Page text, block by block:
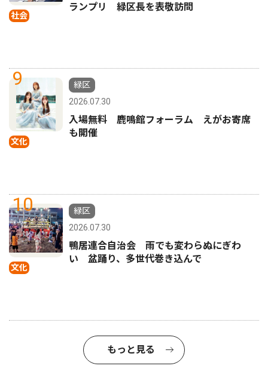
社会
ランプリ 緑区長を表敬訪問
9
文化
緑区
2026.07.30
入場無料 鹿鳴館フォーラム えがお寄席
も開催
10
文化
緑区
2026.07.30
鴨居連合自治会 雨でも変わらぬにぎわ
い 盆踊り、多世代巻き込んで
もっと見る